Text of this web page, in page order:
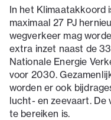
In het Klimaatakkoord
maximaal 27 PJ
wegverkeer mag
extra inzet naast de
Nationale Energie
voor 2030.
worden er ook
lucht- en zeevaart. De
te bereiken is.